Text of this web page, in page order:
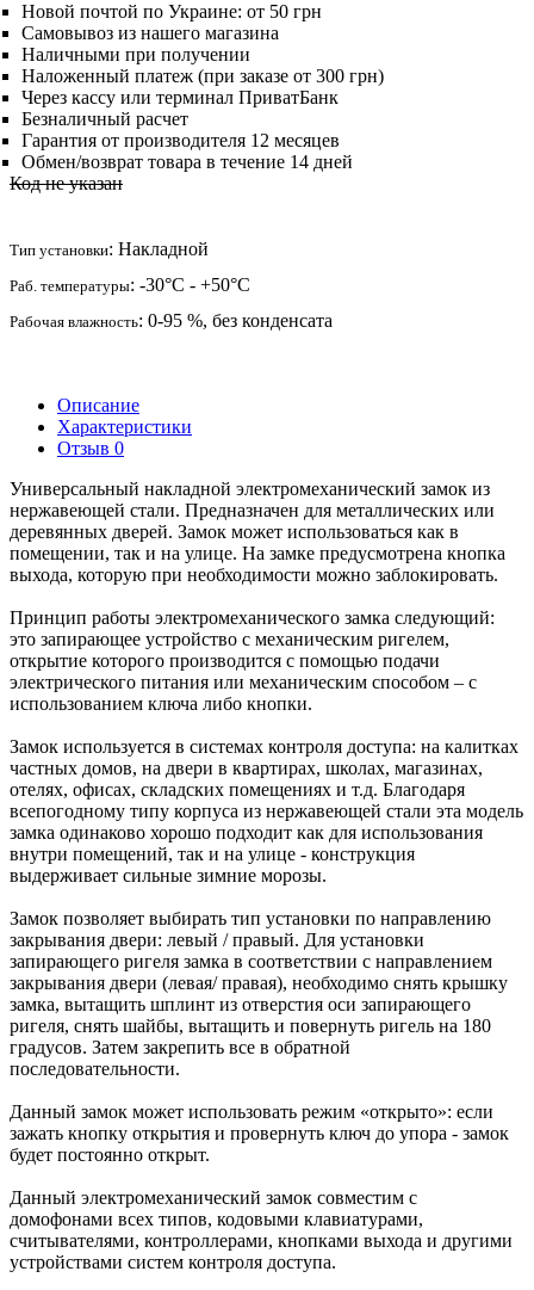
Новой почтой по Украине: от 50 грн
Самовывоз из нашего магазина
Наличными при получении
Наложенный платеж (при заказе от 300 грн)
Через кассу или терминал ПриватБанк
Безналичный расчет
Гарантия от производителя 12 месяцев
Обмен/возврат товара в течение 14 дней
Код не указан
Тип установки: Накладной
Раб. температуры: -30°C - +50°C
Рабочая влажность: 0-95 %, без конденсата
Описание
Характеристики
Отзыв 0
Универсальный накладной электромеханический замок из
нержавеющей стали. Предназначен для металлических или
деревянных дверей. Замок может использоваться как в
помещении, так и на улице. На замке предусмотрена кнопка
выхода, которую при необходимости можно заблокировать.
Принцип работы электромеханического замка следующий:
это запирающее устройство с механическим ригелем,
открытие которого производится с помощью подачи
электрического питания или механическим способом – с
использованием ключа либо кнопки.
Замок используется в системах контроля доступа: на калитках
частных домов, на двери в квартирах, школах, магазинах,
отелях, офисах, складских помещениях и т.д. Благодаря
всепогодному типу корпуса из нержавеющей стали эта модель
замка одинаково хорошо подходит как для использования
внутри помещений, так и на улице - конструкция
выдерживает сильные зимние морозы.
Замок позволяет выбирать тип установки по направлению
закрывания двери: левый / правый. Для установки
запирающего ригеля замка в соответствии с направлением
закрывания двери (левая/ правая), необходимо снять крышку
замка, вытащить шплинт из отверстия оси запирающего
ригеля, снять шайбы, вытащить и повернуть ригель на 180
градусов. Затем закрепить все в обратной
последовательности.
Данный замок может использовать режим «открыто»: если
зажать кнопку открытия и провернуть ключ до упора - замок
будет постоянно открыт.
Данный электромеханический замок совместим с
домофонами всех типов, кодовыми клавиатурами,
считывателями, контроллерами, кнопками выхода и другими
устройствами систем контроля доступа.